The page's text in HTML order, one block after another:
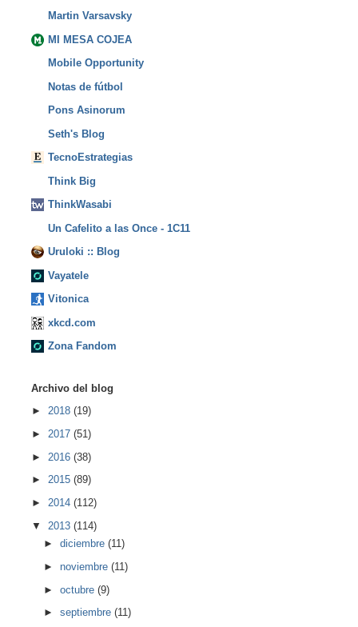
Martin Varsavsky
MI MESA COJEA
Mobile Opportunity
Notas de fútbol
Pons Asinorum
Seth's Blog
TecnoEstrategias
Think Big
ThinkWasabi
Un Cafelito a las Once - 1C11
Uruloki :: Blog
Vayatele
Vitonica
xkcd.com
Zona Fandom
Archivo del blog
► 2018 (19)
► 2017 (51)
► 2016 (38)
► 2015 (89)
► 2014 (112)
▼ 2013 (114)
►diciembre(11)
►noviembre(11)
►octubre(9)
►septiembre(11)